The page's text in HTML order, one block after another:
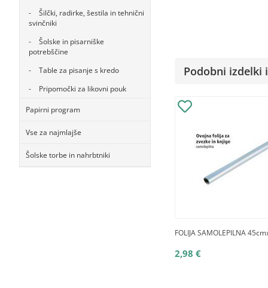
Šilčki, radirke, šestila in tehnični
svinčniki
Šolske in pisarniške
potrebščine
Table za pisanje s kredo
Pripomočki za likovni pouk
Papirni program
Vse za najmlajše
Šolske torbe in nahrbtniki
Podobni izdelki
FOLIJA SAMOLEPILNA
2,98 €